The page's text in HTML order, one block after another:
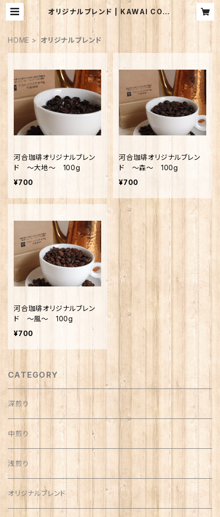
オリジナルブレンド | KAWAI COFF
EE WEB STORE
HOME オリジナルブレンド
河合珈琲オリジナルブレン
ド 〜大地〜 100g
¥700
河合珈琲オリジナルブレン
ド 〜森〜 100g
¥700
河合珈琲オリジナルブレン
ド 〜風〜 100g
¥700
CATEGORY
深煎り
中煎り
浅煎り
オリジナルブレンド